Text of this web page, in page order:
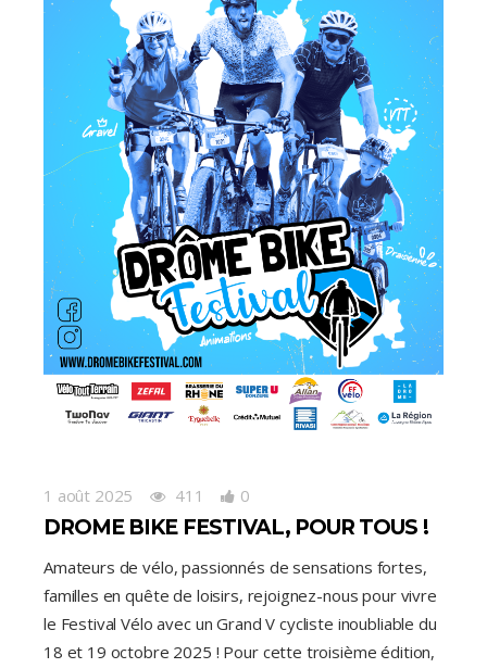
1 août 2025 411 0
DROME BIKE FESTIVAL, POUR TOUS !
Amateurs de vélo, passionnés de sensations fortes,
familles en quête de loisirs, rejoignez-nous pour vivre
le Festival Vélo avec un Grand V cycliste inoubliable du
18 et 19 octobre 2025 ! Pour cette troisième édition,